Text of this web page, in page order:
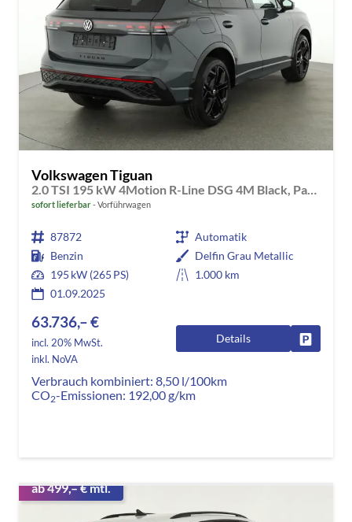
Volkswagen Tiguan
2.0 TSI 195 kW 4Motion R-Line DSG 4M Black, Pano, AHK, IQ.Light, 20-Zoll, Navi, Side, AreaView, sofort
sofort lieferbar Vorführwagen
87872
Automatik
Benzin
Delfin Grau Metallic
195 kW (265 PS)
1.000 km
01.09.2025
63.736,– €
incl. 20% MwSt.
inkl. NoVA
Details
Verbrauch kombiniert: 8,50 l/100km
CO2-Emissionen: 192,00 g/km
ab 499,– € mtl.